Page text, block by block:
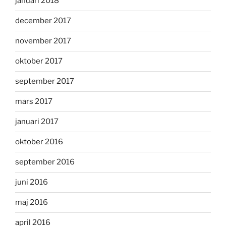
december 2017
november 2017
oktober 2017
september 2017
mars 2017
januari 2017
oktober 2016
september 2016
juni 2016
maj 2016
april 2016